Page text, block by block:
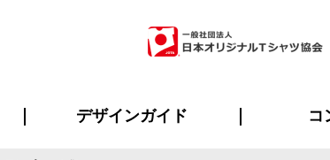
デザインガイド コ